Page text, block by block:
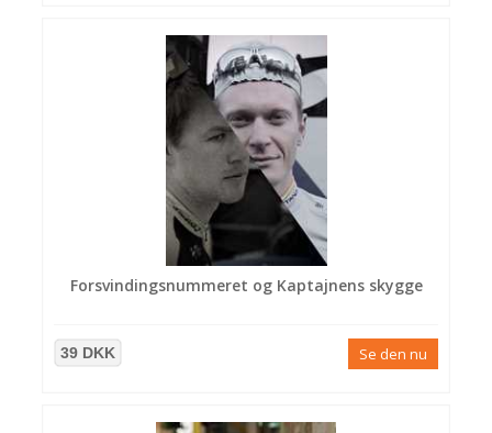
Forsvindingsnummeret og Kaptajnens skygge
39 DKK Se den nu